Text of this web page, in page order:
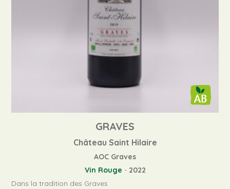
GRAVES
Château Saint Hilaire
AOC Graves
Vin Rouge - 2022
Dans la tradition des Graves